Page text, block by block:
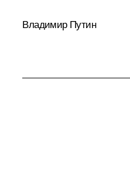
Владимир Путин